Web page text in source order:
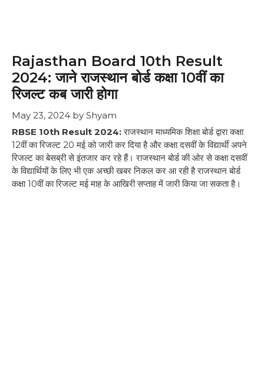
Rajasthan Board 10th Result
2024: जाने राजस्थान बोर्ड कक्षा 10वीं का
रिजल्ट कब जारी होगा
May 23, 2024 by Shyam
RBSE 10th Result 2024:राजस्थान माध्यमिक शिक्षा बोर्ड द्वारा कक्षा
12वीं का रिजल्ट 20 मई को जारी कर दिया है और कक्षा दसवीं के विद्यार्थी अपने
रिजल्ट का बेसब्री से इंतजार कर रहे हैं। राजस्थान बोर्ड की ओर से कक्षा दसवीं
के विद्यार्थियों के लिए भी एक अच्छी खबर निकल कर आ रही है राजस्थान बोर्ड
कक्षा 10वीं का रिजल्ट मई माह के आखिरी सप्ताह में जारी किया जा सकता है।